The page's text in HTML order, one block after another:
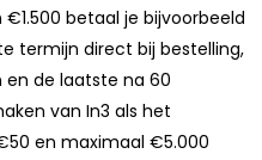
betaal je bijvoorbeeld
termijn direct bij bestelling,
de laatste na 60
van In3 als het
en maximaal €5.000